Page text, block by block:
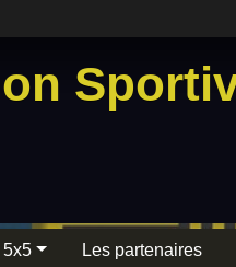
5x5 Les partenaires